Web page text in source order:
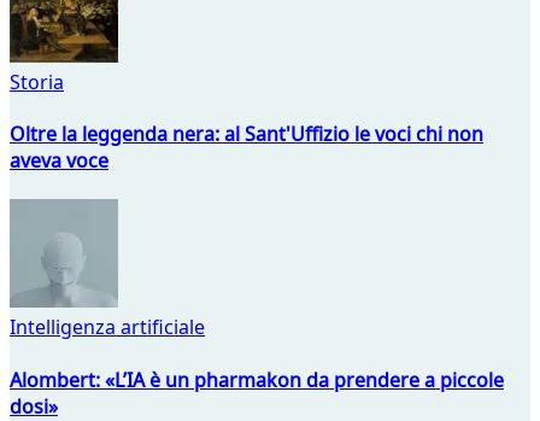
Storia
Oltre la leggenda nera: al Sant'Uffizio le voci chi non
aveva voce
Intelligenza artificiale
Alombert: «L’IA è un pharmakon da prendere a piccole
dosi»